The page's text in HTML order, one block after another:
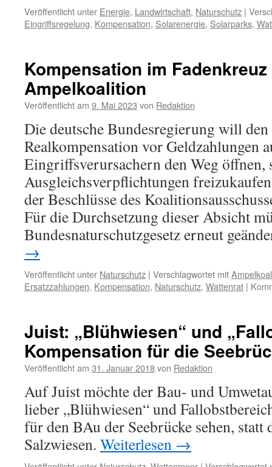
Veröffentlicht unter Energie, Landwirtschaft, Naturschutz |
Eingriffsregelung, Kompensation, Solarenergie, Solarparks,
Kompensation im
Ampelkoalition
Veröffentlicht am 9. Mai 2023 von Redaktion
Die deutsche Bundesregierung will
Realkompensation vor Geldzahlungen
Eingriffsverursachern den Weg öffnen,
Ausgleichsverpflichtungen
der Beschlüsse des
Für die Durchsetzung dieser Absicht
Bundesnaturschutzgesetz erneut
→
Veröffentlicht unter Naturschutz | Verschlagwortet mit
Ersatzzahlungen, Kompensation, Naturschutz, Wattenrat |
Juist: „Blühwiesen“ und
Kompensation für die
Veröffentlicht am 31. Januar 2018von Redaktion
Auf Juist möchte der Bau- und
lieber „Blühwiesen“ und
für den BAu der Seebrücke sehen,
Salzwiesen. Weiterlesen →